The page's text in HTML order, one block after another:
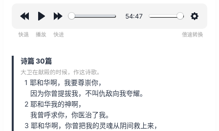
n
1
5
y
w
a
r
d
54:47
诗篇 30篇
大卫在献殿的时候，作这诗歌。
1 耶和华啊，我要尊崇你，
因为你曾提拔我，不叫仇敌向我夸耀。
2 耶和华我的神啊，
我曾呼求你，你医治了我。
3 耶和华啊，你曾把我的灵魂从阴间救上来，